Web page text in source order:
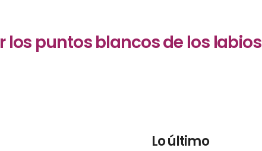
puntos blancos de los labios
Lo último